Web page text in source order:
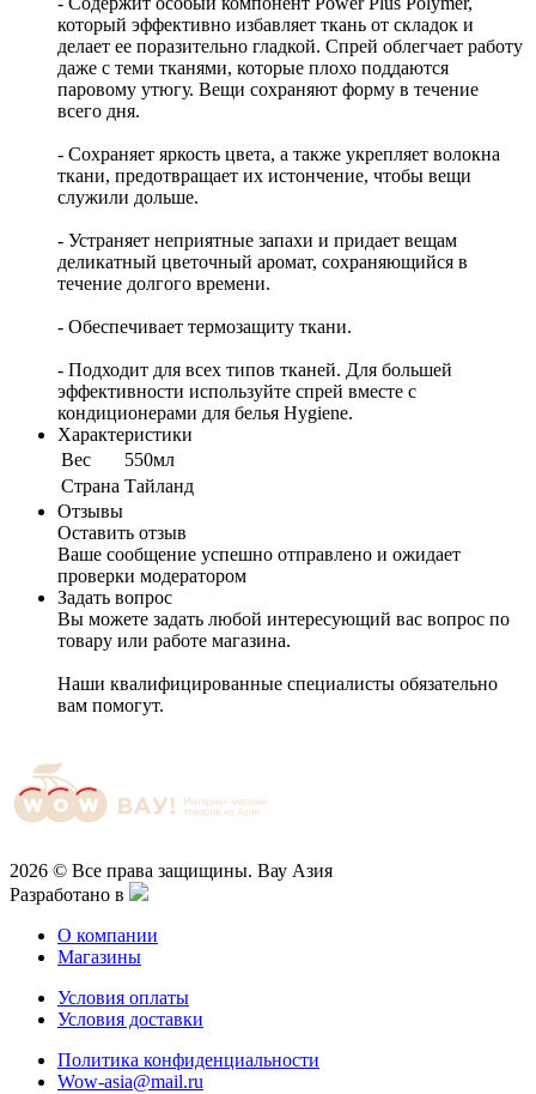
который эффективно избавляет ткань от складок и
делает ее поразительно гладкой. Спрей облегчает работу
даже с теми тканями, которые плохо поддаются
паровому утюгу. Вещи сохраняют форму в течение
всего дня.
- Сохраняет яркость цвета, а также укрепляет волокна
ткани, предотвращает их истончение, чтобы вещи
служили дольше.
- Устраняет неприятные запахи и придает вещам
деликатный цветочный аромат, сохраняющийся в
течение долгого времени.
- Обеспечивает термозащиту ткани.
- Подходит для всех типов тканей. Для большей
эффективности используйте спрей вместе с
кондиционерами для белья Hygiene.
Характеристики
Вес
550мл
Cтрана Тайланд
Отзывы
Оставить отзыв
Ваше сообщение успешно отправлено и ожидает
проверки модератором
Задать вопрос
Вы можете задать любой интересующий вас вопрос по
товару или работе магазина.
Наши квалифицированные специалисты обязательно
вам помогут.
2026 © Все права защищины. Вау Азия
Разработано в
О компании
Магазины
Условия оплаты
Условия доставки
Политика конфиденциальности
Wow-asia@mail.ru